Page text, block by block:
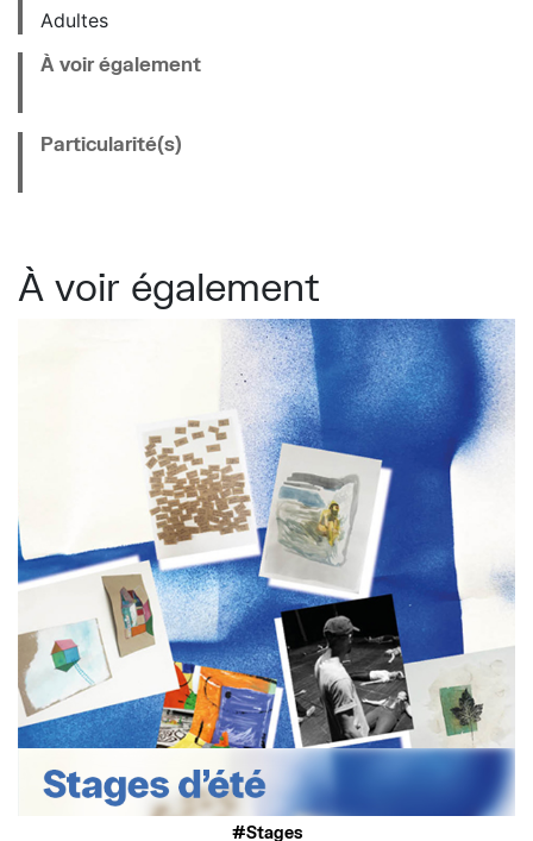
Adultes
À voir également
Particularité(s)
À voir également
Stages